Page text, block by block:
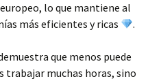
lo que mantiene al
más eficientes y ricas
.
que menos puede
trabajar muchas horas, sino